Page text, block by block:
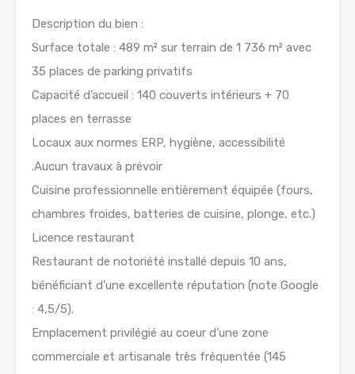
Description du bien :
Surface totale : 489 m² sur terrain de 1 736 m² avec
35 places de parking privatifs
Capacité d’accueil : 140 couverts intérieurs + 70
places en terrasse
Locaux aux normes ERP, hygiène, accessibilité
.Aucun travaux à prévoir
Cuisine professionnelle entièrement équipée (fours,
chambres froides, batteries de cuisine, plonge, etc.)
Licence restaurant
Restaurant de notoriété installé depuis 10 ans,
bénéficiant d’une excellente réputation (note Google
: 4,5/5).
Emplacement privilégié au coeur d’une zone
commerciale et artisanale très fréquentée (145